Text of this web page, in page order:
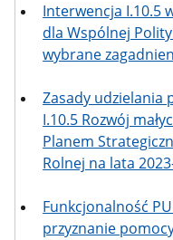
Interwencja I.10.5
dla Wspólnej
wybrane
Zasady udzielania
I.10.5 Rozwój
Planem
Rolnej na lata
Funkcjonalność
przyznanie